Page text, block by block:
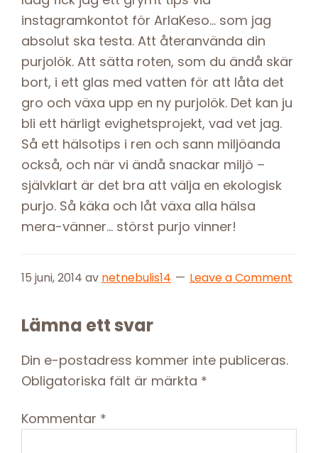
instagramkontot för ArlaKeso… som jag
absolut ska testa. Att återanvända din
purjolök. Att sätta roten, som du ändå skär
bort, i ett glas med vatten för att låta det
gro och växa upp en ny purjolök. Det kan ju
bli ett härligt evighetsprojekt, vad vet jag.
Så ett hälsotips i ren och sann miljöanda
också, och när vi ändå snackar miljö –
självklart är det bra att välja en ekologisk
purjo. Så käka och låt växa alla hälsa
mera-vänner… störst purjo vinner!
15 juni, 2014 av netnebulis14 Leave a Comment
Reader
Interactions
Lämna ett svar
Din e-postadress kommer inte publiceras.
Obligatoriska fält är märkta *
Kommentar *